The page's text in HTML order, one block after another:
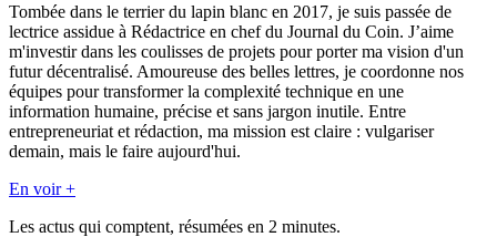
Tombée dans le terrier du lapin blanc en 2017, je suis passée de
lectrice assidue à Rédactrice en chef du Journal du Coin. J’aime
m'investir dans les coulisses de projets pour porter ma vision d'un
futur décentralisé. Amoureuse des belles lettres, je coordonne nos
équipes pour transformer la complexité technique en une
information humaine, précise et sans jargon inutile. Entre
entrepreneuriat et rédaction, ma mission est claire : vulgariser
demain, mais le faire aujourd'hui.
En voir +
Les actus qui comptent, résumées en 2 minutes.